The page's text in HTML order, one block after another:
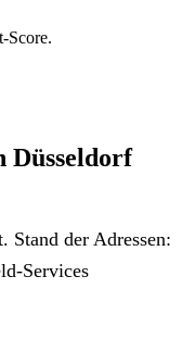
Score.
Düsseldorf
Stand der Adressen:
Services